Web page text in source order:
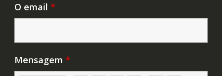
O email *
Mensagem *